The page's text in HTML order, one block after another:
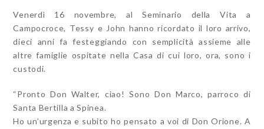
Venerdì 16 novembre, al Seminario della Vita a
Campocroce, Tessy e John hanno ricordato il loro arrivo,
dieci anni fa festeggiando con semplicità assieme alle
altre famiglie ospitate nella Casa di cui loro, ora, sono i
custodi.
“Pronto Don Walter, ciao! Sono Don Marco, parroco di
Santa Bertilla a Spinea.
Ho un’urgenza e subito ho pensato a voi di Don Orione. A